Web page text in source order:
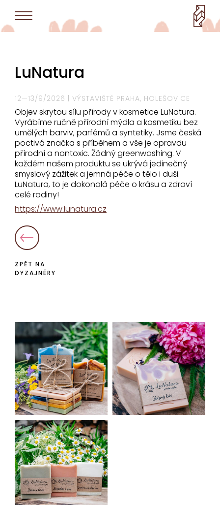
LuNatura
12—13/9/2026 | VÝSTAVIŠTĚ PRAHA, HOLEŠOVICE
Objev skrytou sílu přírody v kosmetice LuNatura.
Vyrábíme ručně přírodní mýdla a kosmetiku bez
umělých barviv, parfémů a syntetiky. Jsme česká
poctivá značka s příběhem a vše je opravdu
přírodní a nontoxic. Žádný greenwashing. V
každém našem produktu se ukrývá jedinečný
smyslový zážitek a jemná péče o tělo i duši.
LuNatura, to je dokonalá péče o krásu a zdraví
celé rodiny!
https://www.lunatura.cz
ZPĚT NA
DYZAJNÉRY